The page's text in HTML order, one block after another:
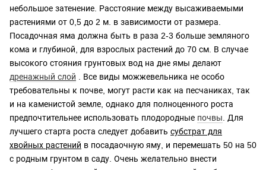
небольшое затенение. Расстояние между высаживаемыми
растениями от 0,5 до 2 м. в зависимости от размера.
Посадочная яма должна быть в раза 2-3 больше земляного
кома и глубиной, для взрослых растений до 70 см. В случае
высокого стояния грунтовых вод на дне ямы делают
дренажный слой . Все виды можжевельника не особо
требовательны к почве, могут расти как на песчаниках, так
и на каменистой земле, однако для полноценного роста
предпочтительнее использовать плодородные почвы . Для
лучшего старта роста следует добавить субстрат для
хвойных растений в посадаочную яму, и перемешать 50 на 50
с родным грунтом в саду. Очень желательно внести